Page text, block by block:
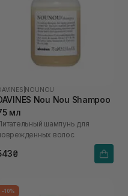
NOUNOU
Nou Nou Shampoo
мл
шампунь для
волос
-10%